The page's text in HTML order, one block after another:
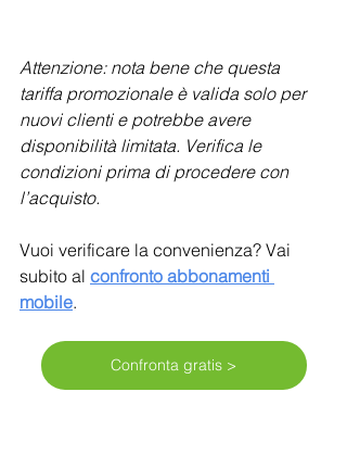
Attenzione: nota bene che questa
tariffa promozionale è valida solo per
nuovi clienti e potrebbe avere
disponibilità limitata. Verifica le
condizioni prima di procedere con
l’acquisto.
Vuoi verificare la convenienza? Vai
subito al confronto abbonamenti
mobile.
Confronta gratis >